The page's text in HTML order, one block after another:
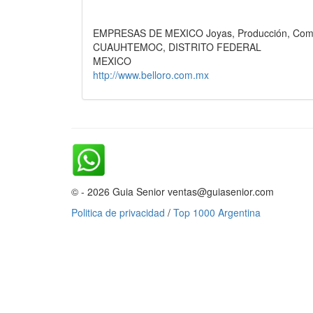
EMPRESAS DE MEXICO Joyas, Producción,
CUAUHTEMOC, DISTRITO FEDERAL
MEXICO
http://www.belloro.com.mx
© - 2026 Guia Senior ventas@guiasenior.com
Politica de privacidad / Top 1000 Argentina